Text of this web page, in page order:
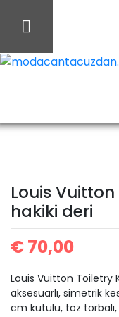
İnfini
Louis Vuitton
hakiki deri
€70,00
Louis Vuitton Toiletry
aksesuarlı, simetrik
cm kutulu, toz torbalı,